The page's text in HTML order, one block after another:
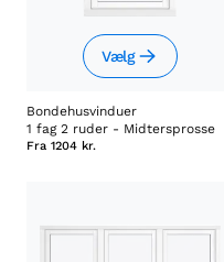
Vælg
Bondehusvinduer
1 fag 2 ruder - Midtersprosse
Fra 1204 kr.